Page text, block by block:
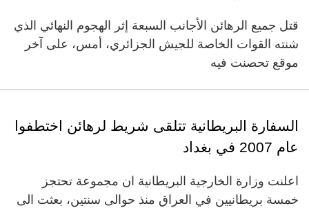
قتل جميع الرهائن الأجانب السبعة إثر الهجوم النهائي الذي
شنته القوات الخاصة للجيش الجزائري، أمس، على آخر
موقع تحصنت فيه
السفارة البريطانية تتلقى شريط لرهائن اختطفوا
عام 2007 في بغداد
اعلنت وزارة الخارجية البريطانية ان مجموعة تحتجز
خمسة بريطانيين في العراق منذ حوالى سنتين، بعثت الى